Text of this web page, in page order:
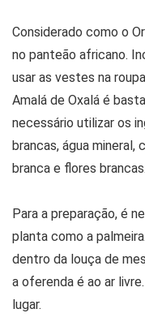
Considerado como o
no panteão africano.
usar as vestes na
Amalá de Oxalá é
necessário utilizar os
brancas, água mineral,
branca e flores brancas.
Para a preparação, é
planta como a
dentro da louça de
a oferenda é ao ar
lugar.